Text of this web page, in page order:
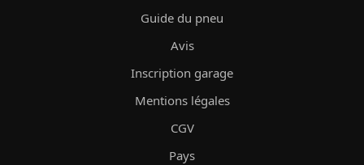
Guide du pneu
Avis
Inscription garage
Mentions légales
CGV
Pays